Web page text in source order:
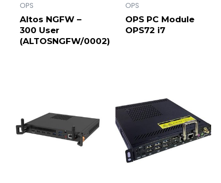
OPS
Altos NGFW –
300 User
(ALTOSNGFW/0002)
OPS
OPS PC Module
OPS72 i7